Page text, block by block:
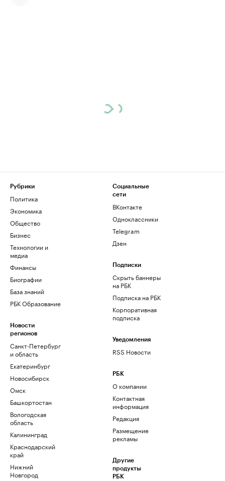
Рубрики
Политика
Экономика
Общество
Бизнес
Технологии и
медиа
Финансы
Биографии
База знаний
РБК Образование
Новости
регионов
Санкт-Петербург
и область
Екатеринбург
Новосибирск
Омск
Башкортостан
Вологодская
область
Калининград
Краснодарский
край
Нижний
Новгород
Социальные
сети
ВКонтакте
Одноклассники
Telegram
Дзен
Подписки
Скрыть баннеры
на РБК
Подписка на РБК
Корпоративная
подписка
Уведомления
RSS Новости
РБК
О компании
Контактная
информация
Редакция
Размещение
рекламы
Другие
продукты
РБК